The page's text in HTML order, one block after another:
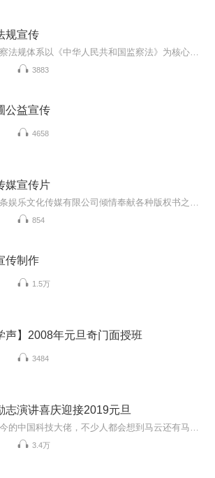
规宣传
3883
公益宣传
4658
媒宣传片
854
传制作
1.5万
声】2008年元旦奇门面授班
3484
志演讲喜庆迎接2019元旦
3.4万